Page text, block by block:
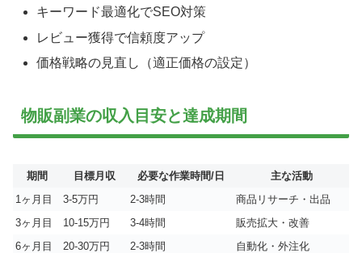
キーワード最適化でSEO対策
レビュー獲得で信頼度アップ
価格戦略の見直し（適正価格の設定）
物販副業の収入目安と達成期間
期間 目標月収 必要な作業時間/日
主な活動
1ヶ月目
3-5万円 2-3時間
商品リサーチ・出品
3ヶ月目
10-15万円 3-4時間
販売拡大・改善
6ヶ月目
20-30万円 2-3時間
自動化・外注化